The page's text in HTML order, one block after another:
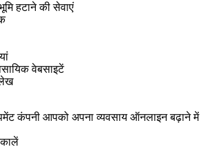
हटाने की सेवाएं
वेबसाइटें
लेख
कंपनी आपको अपना व्यवसाय ऑनलाइन बढ़ाने में